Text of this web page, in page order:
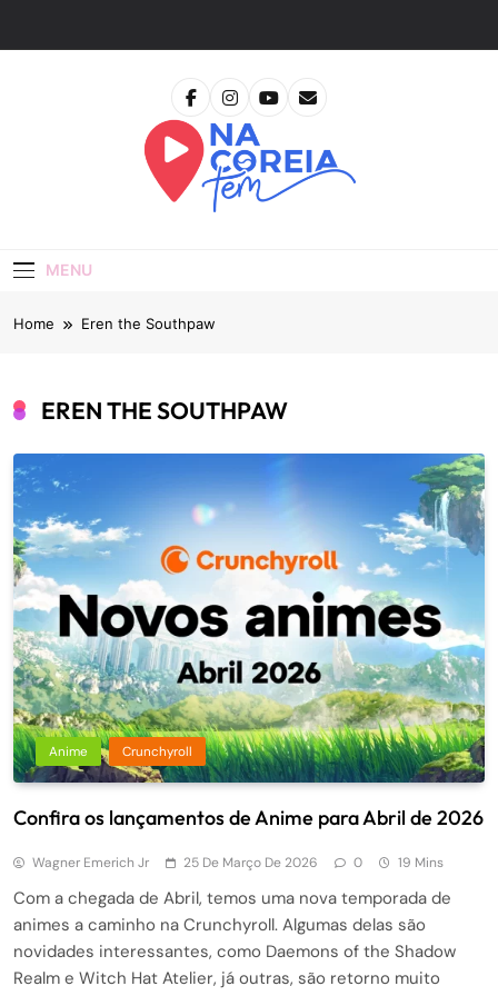
MENU
Home Eren the Southpaw
EREN THE SOUTHPAW
Anime Crunchyroll
Confira os lançamentos de Anime para Abril de 2026
Wagner Emerich Jr 25 De Março De 2026 0 19 Mins
Com a chegada de Abril, temos uma nova temporada de
animes a caminho na Crunchyroll. Algumas delas são
novidades interessantes, como Daemons of the Shadow
Realm e Witch Hat Atelier, já outras, são retorno muito